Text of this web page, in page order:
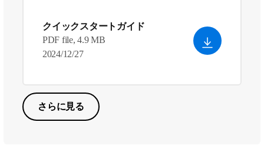
クイックスタートガイド
PDF file, 4.9 MB
2024/12/27
さらに見る